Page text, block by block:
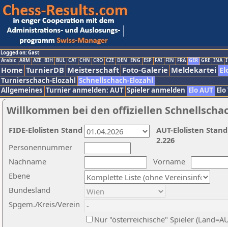
Logged on: Gast
Arabic ARM AZE BIH BUL CAT CHN CRO CZE DEN ENG ESP FAI FIN FRA GER GRE INA
Home TurnierDB Meisterschaft Foto-Galerie Meldekartei
Turnierschach-Elozahl Schnellschach-Elozahl
Allgemeines Turnier anmelden: AUT Spieler anmelden Elo AUT
Willkommen bei den offiziellen
Nachname
Vorname
Ebene
Personennummer
Bundesland
Spgem./Kreis/Verein
Nur "österreichische" Spieler
AUT-Elolisten
2.226
FIDE-Elolisten Stand